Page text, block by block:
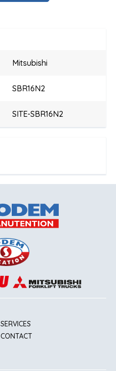
Mitsubishi
SBR16N2
SITE-SBR16N2
SERVICES
CONTACT